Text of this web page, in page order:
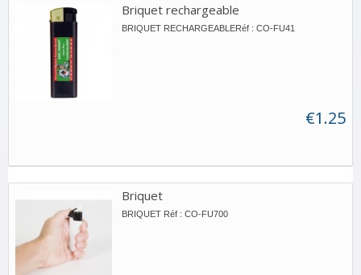
Briquet rechargeable
BRIQUET RECHARGEABLERéf : CO-FU41
€1.25
Briquet
BRIQUET Réf : CO-FU700